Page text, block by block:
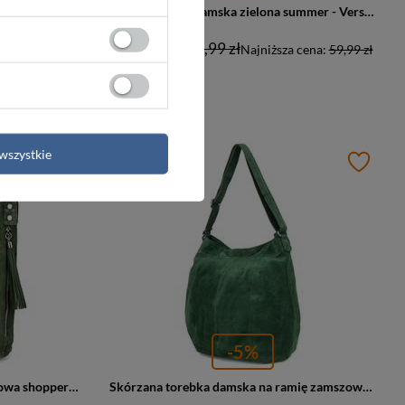
Plażowa torba damska zielona summer - Versoli Tor751-green
66,00 zł Najniższa cena:59,99 zł
69,99 zł
Skórzana torebka damska zamszowa shopper bag zielona Vera Pelle W10
-5%
Skórzana torebka damska na ramię zamszowa worek zielona A4 Vera Pelle K49